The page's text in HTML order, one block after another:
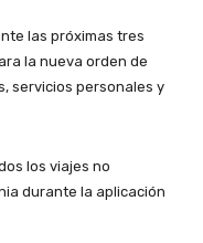
las próximas tres
la nueva orden de
servicios personales y
los viajes no
durante la aplicación